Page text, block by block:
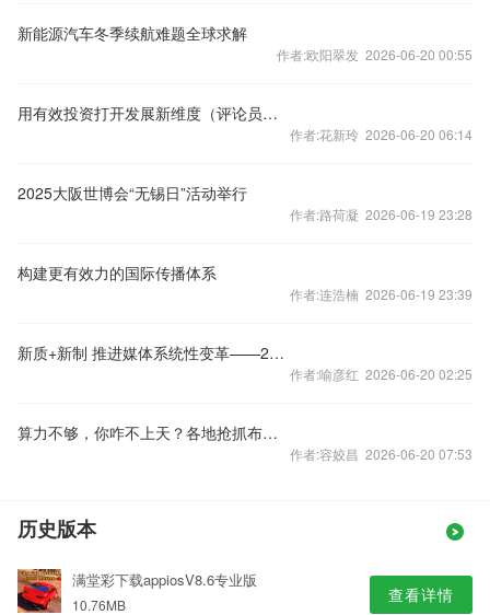
新能源汽车冬季续航难题全球求解
作者:欧阳翠发 2026-06-20 00:55
用有效投资打开发展新维度（评论员观察）
作者:花新玲 2026-06-20 06:14
2025大阪世博会“无锡日”活动举行
作者:路荷凝 2026-06-19 23:28
构建更有效力的国际传播体系
作者:连浩楠 2026-06-19 23:39
新质+新制 推进媒体系统性变革——2024（第九届）党媒网站发展论坛发言摘编
作者:喻彦红 2026-06-20 02:25
算力不够，你咋不上天？各地抢抓布局太空...
作者:容姣昌 2026-06-20 07:53
历史版本
满堂彩下载appiosV8.6专业版
10.76MB 查看详情